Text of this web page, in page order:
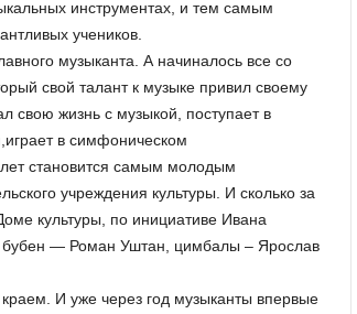
инструментах, и тем самым
учеников.
музыканта. А начиналось все со
свой талант к музыке привил своему
свою жизнь с музыкой, поступает в
в симфоническом
лет становится самым молодым
учреждения культуры. И сколько за
культуры, по инициативе Ивана
бубен — Роман Уштан, цимбалы – Ярослав
И уже через год музыканты впервые